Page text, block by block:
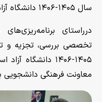
سال ۱۴۰۵-۱۴۰۶ دانشگاه آزاد اسلامی واحد بابل برگزار شد.
درراستای
تخصصی بررسی، تجزیه و
۱۴۰۵-۱۴۰۶
معاونت فرهنگی دانشجویی